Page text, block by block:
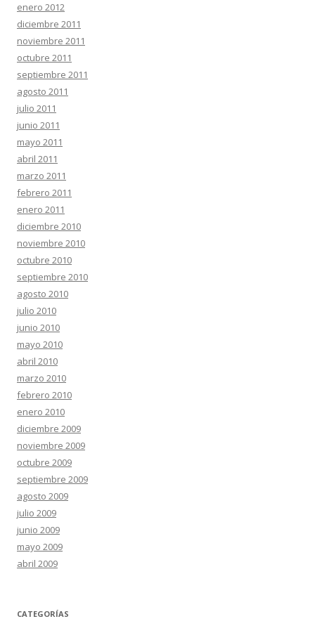
enero 2012
diciembre 2011
noviembre 2011
octubre 2011
septiembre 2011
agosto 2011
julio 2011
junio 2011
mayo 2011
abril 2011
marzo 2011
febrero 2011
enero 2011
diciembre 2010
noviembre 2010
octubre 2010
septiembre 2010
agosto 2010
julio 2010
junio 2010
mayo 2010
abril 2010
marzo 2010
febrero 2010
enero 2010
diciembre 2009
noviembre 2009
octubre 2009
septiembre 2009
agosto 2009
julio 2009
junio 2009
mayo 2009
abril 2009
CATEGORÍAS